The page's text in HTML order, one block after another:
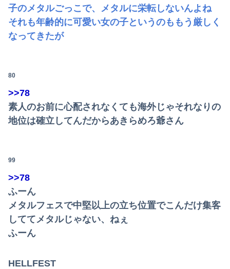
子のメタルごっこで、メタルに栄転しないんよね
それも年齢的に可愛い女の子というのももう厳しく
なってきたが
80
>>78
素人のお前に心配されなくても海外じゃそれなりの
地位は確立してんだからあきらめろ爺さん
99
>>78
ふーん
メタルフェスで中堅以上の立ち位置でこんだけ集客
しててメタルじゃない、ねぇ
ふーん
HELLFEST